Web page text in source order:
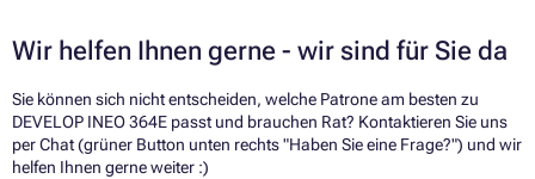
Wir helfen Ihnen gerne - wir sind für Sie da
Sie können sich nicht entscheiden, welche Patrone am besten zu
DEVELOP INEO 364E passt und brauchen Rat? Kontaktieren Sie uns
per Chat (grüner Button unten rechts "Haben Sie eine Frage?") und wir
helfen Ihnen gerne weiter :)